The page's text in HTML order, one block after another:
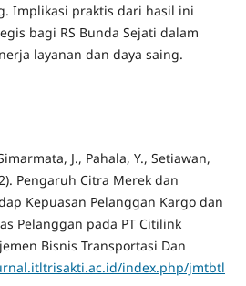
Implikasi praktis dari hasil ini
bagi RS Bunda Sejati dalam
layanan dan daya saing.
J., Pahala, Y., Setiawan,
Pengaruh Citra Merek dan
Kepuasan Pelanggan Kargo dan
Pelanggan pada PT Citilink
Bisnis Transportasi Dan
index.php/jmtbtl